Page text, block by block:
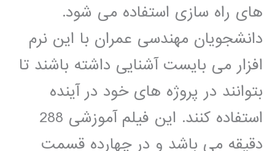
های راه سازی استفاده می شود.
دانشجویان مهندسی عمران با این نرم
افزار می بایست آشنایی داشته باشند تا
بتوانند در پروژه های خود در آینده
استفاده کنند. این فیلم آموزشی 288
دقیقه می باشد و در چهارده قسمت